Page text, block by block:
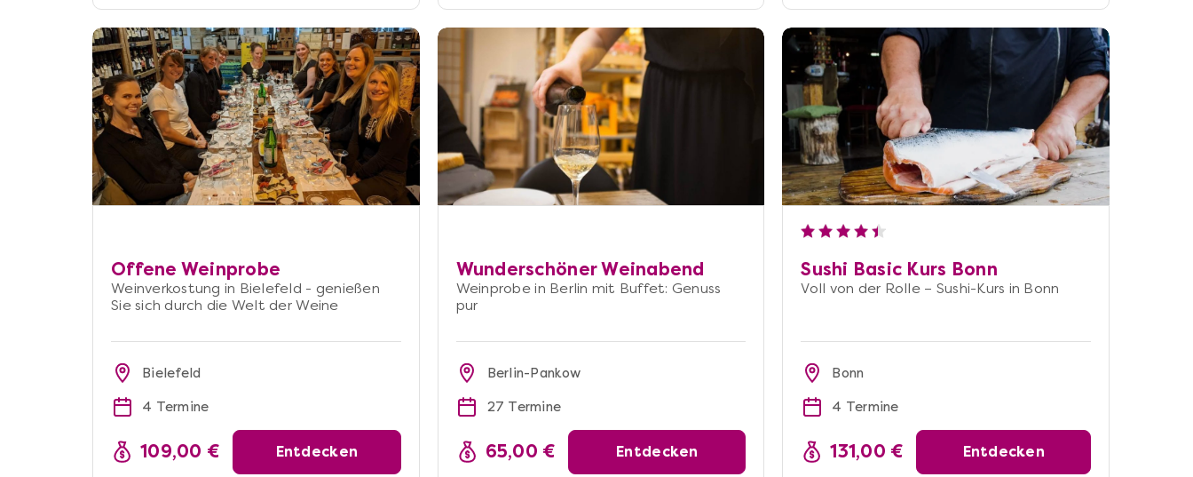
Offene Weinprobe
Weinverkostung in Bielefeld - genießen
Sie sich durch die Welt der Weine
Bielefeld
4 Termine
109,00 € Entdecken
Wunderschöner Weinabend
Weinprobe in Berlin mit Buffet: Genuss
pur
Berlin-Pankow
27 Termine
65,00 € Entdecken
Sushi Basic Kurs Bonn
Voll von der Rolle – Sushi-Kurs in Bonn
Bonn
4 Termine
131,00 € Entdecken